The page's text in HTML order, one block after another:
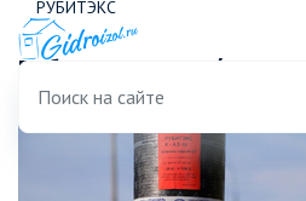
РУБИТЭКС
Рубитэкс П-5,0 с/ткань